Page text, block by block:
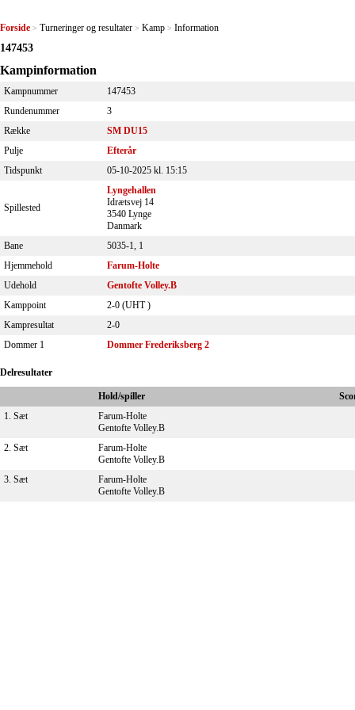
Forside > Turneringer og resultater > Kamp > Information
147453
Kampinformation
Kampnummer
147453
Rundenummer
3
Række
SM DU15
Pulje
Efterår
Tidspunkt
05-10-2025 kl. 15:15
Spillested
Lyngehallen
Idrætsvej 14
3540 Lynge
Danmark
Bane
5035-1, 1
Hjemmehold
Farum-Holte
Udehold
Gentofte Volley.B
Kamppoint
2-0 (UHT)
Kampresultat
2-0
Dommer 1
Dommer Frederiksberg 2
Delresultater
Hold/spiller
1. Sæt
Farum-Holte
Gentofte Volley.B
2. Sæt
Farum-Holte
Gentofte Volley.B
3. Sæt
Farum-Holte
Gentofte Volley.B